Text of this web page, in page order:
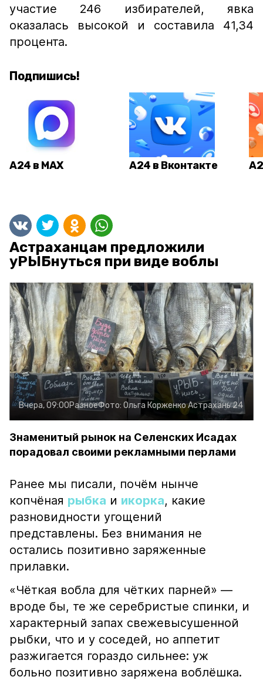
участие 246 избирателей, явка
оказалась высокой и составила 41,34
процента.
Подпишись!
А24 в MAX А24 в Вконтакте
Астраханцам предложили
уРЫБнуться при виде воблы
Вчера, 09:00РазноеФото: Ольга КорженкоАстрахань 24
Знаменитый рынок на Селенских Исадах
порадовал своими рекламными перлами
Ранее мы писали, почём нынче
копчёная рыбка и икорка, какие
разновидности угощений
представлены. Без внимания не
остались позитивно заряженные
прилавки.
«Чёткая вобла для чётких парней» —
вроде бы, те же серебристые спинки, и
характерный запах свежевысушенной
рыбки, что и у соседей, но аппетит
разжигается гораздо сильнее: уж
больно позитивно заряжена воблёшка.